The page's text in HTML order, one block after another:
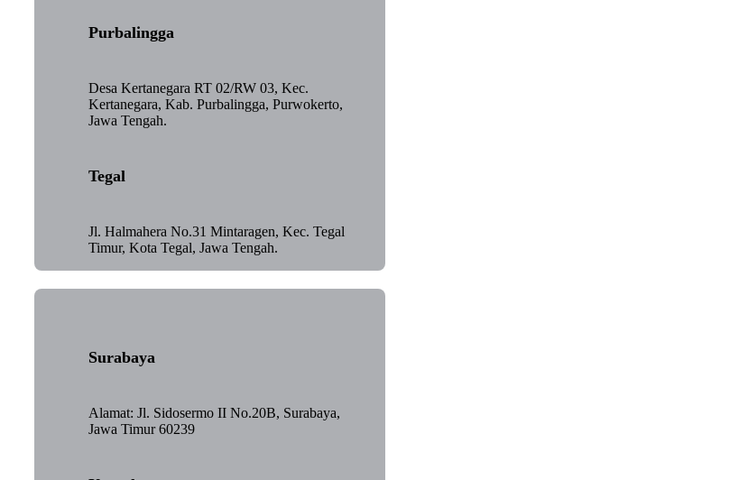
Purbalingga
Desa Kertanegara RT 02/RW 03, Kec.
Kertanegara, Kab. Purbalingga, Purwokerto,
Jawa Tengah.
Tegal
Jl. Halmahera No.31 Mintaragen, Kec. Tegal
Timur, Kota Tegal, Jawa Tengah.
Surabaya
Alamat: Jl. Sidosermo II No.20B, Surabaya,
Jawa Timur 60239